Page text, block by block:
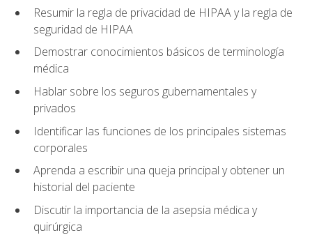
Resumir la regla de privacidad de HIPAA y la regla de
seguridad de HIPAA
Demostrar conocimientos básicos de terminología
médica
Hablar sobre los seguros gubernamentales y
privados
Identificar las funciones de los principales sistemas
corporales
Aprenda a escribir una queja principal y obtener un
historial del paciente
Discutir la importancia de la asepsia médica y
quirúrgica